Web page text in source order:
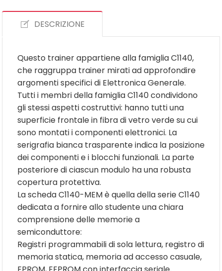
DESCRIZIONE
Questo trainer appartiene alla famiglia C1140,
che raggruppa trainer mirati ad approfondire
argomenti specifici di Elettronica Generale.
Tutti i membri della famiglia C1140 condividono
gli stessi aspetti costruttivi: hanno tutti una
superficie frontale in fibra di vetro verde su cui
sono montati i componenti elettronici. La
serigrafia bianca trasparente indica la posizione
dei componenti e i blocchi funzionali. La parte
posteriore di ciascun modulo ha una robusta
copertura protettiva.
La scheda C1140-MEM è quella della serie C1140
dedicata a fornire allo studente una chiara
comprensione delle memorie a
semiconduttore:
Registri programmabili di sola lettura, registro di
memoria statica, memoria ad accesso casuale,